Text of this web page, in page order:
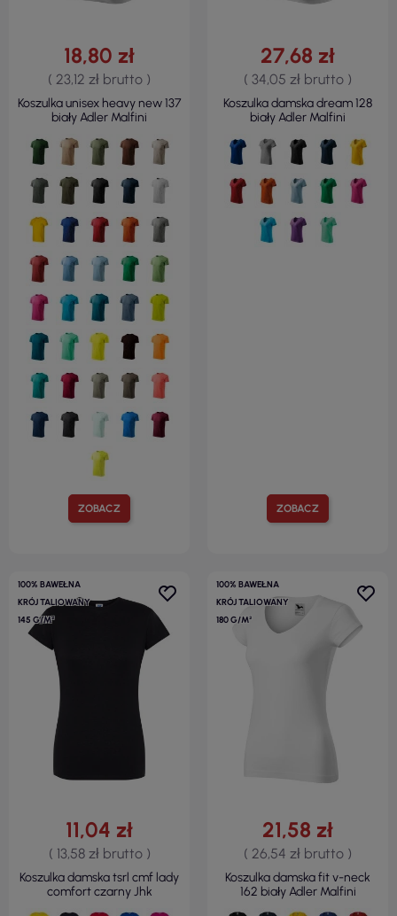
ZOBACZ
18,80 zł
( 23,12 zł brutto )
Koszulka unisex heavy new 137
biały Adler Malfini
ZOBACZ
27,68 zł
( 34,05 zł brutto )
Koszulka damska dream 128
biały Adler Malfini
100% BAWEŁNA
KRÓJ TALIOWANY
145 G/M²
11,04 zł
( 13,58 zł brutto )
Koszulka damska tsrl cmf lady
comfort czarny Jhk
100% BAWEŁNA
KRÓJ TALIOWANY
180 G/M²
21,58 zł
( 26,54 zł brutto )
Koszulka damska fit v-neck
162 biały Adler Malfini